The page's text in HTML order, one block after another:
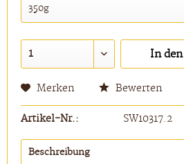
In den
Merken Bewerten
Artikel-Nr.: SW10317.2
Beschreibung